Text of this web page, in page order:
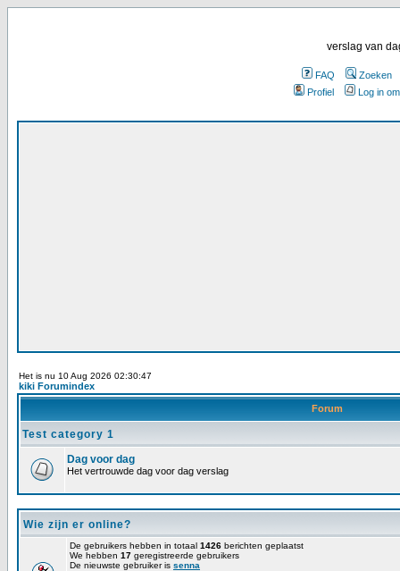
verslag van
FAQ
Zoeken
Profiel
Log in
Het is nu 10 Aug 2026 02:30:47
kiki Forumindex
Forum
Test category 1
Dag voor dag
Het vertrouwde dag voor dag verslag
Wie zijn er online?
De gebruikers hebben in totaal 1426 berichten geplaatst
We hebben 17 geregistreerde gebruikers
De nieuwste gebruiker is senna